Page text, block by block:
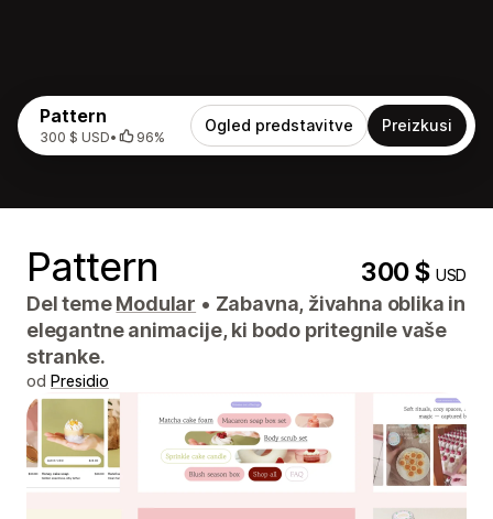
Pattern
300 $ USD• 96%
Ogled predstavitve Preizkusi
Pattern 300 $USD
Del temeModular • Zabavna, živahna oblika in
elegantne animacije, ki bodo pritegnile vaše
stranke.
od Presidio